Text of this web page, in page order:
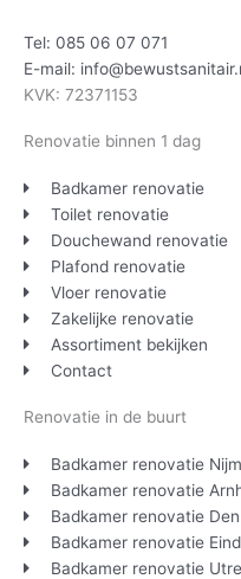
Tel: 085 06 07 071
E-mail:
KVK: 72371153
Renovatie binnen 1 dag
Badkamer renovatie
Toilet renovatie
Douchewand renovatie
Plafond renovatie
Vloer renovatie
Zakelijke renovatie
Assortiment bekijken
Contact
Renovatie in de buurt
Badkamer renovatie
Badkamer renovatie
Badkamer renovatie
Badkamer renovatie
Badkamer renovatie